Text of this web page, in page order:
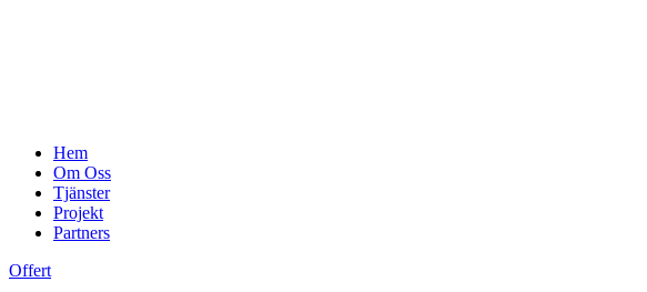
Hem
Om Oss
Tjänster
Projekt
Partners
Offert